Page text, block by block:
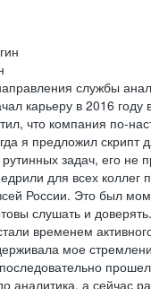
службы
карьеру в 2016 году
что компания по-
я предложил скрипт
задач, его не
для всех коллег
России. Это был
слушать и
временем
мое
аналитика, а сейчас